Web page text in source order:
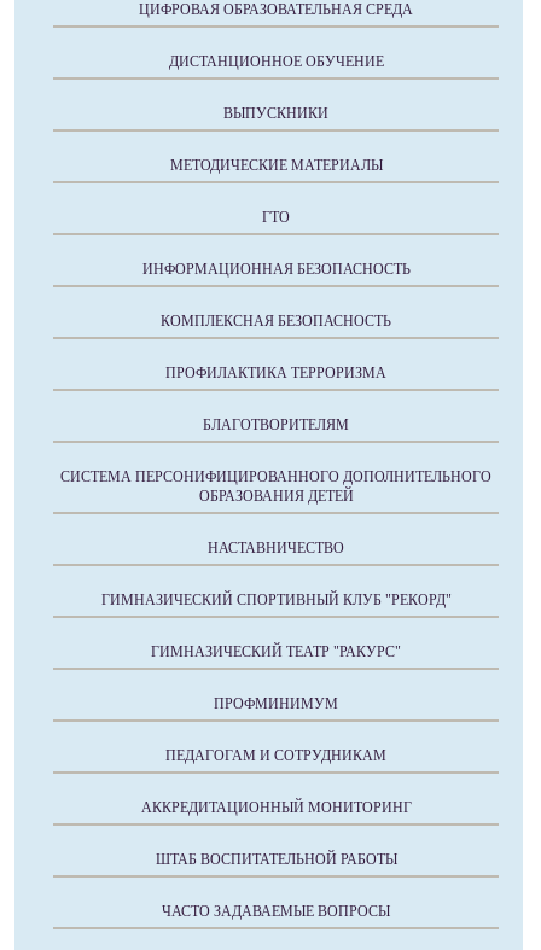
ЦИФРОВАЯ ОБРАЗОВАТЕЛЬНАЯ СРЕДА
ДИСТАНЦИОННОЕ ОБУЧЕНИЕ
ВЫПУСКНИКИ
МЕТОДИЧЕСКИЕ МАТЕРИАЛЫ
ГТО
ИНФОРМАЦИОННАЯ БЕЗОПАСНОСТЬ
КОМПЛЕКСНАЯ БЕЗОПАСНОСТЬ
ПРОФИЛАКТИКА ТЕРРОРИЗМА
БЛАГОТВОРИТЕЛЯМ
СИСТЕМА ПЕРСОНИФИЦИРОВАННОГО ДОПОЛНИТЕЛЬНОГО
ОБРАЗОВАНИЯ ДЕТЕЙ
НАСТАВНИЧЕСТВО
ГИМНАЗИЧЕСКИЙ СПОРТИВНЫЙ КЛУБ "РЕКОРД"
ГИМНАЗИЧЕСКИЙ ТЕАТР "РАКУРС"
ПРОФМИНИМУМ
ПЕДАГОГАМ И СОТРУДНИКАМ
АККРЕДИТАЦИОННЫЙ МОНИТОРИНГ
ШТАБ ВОСПИТАТЕЛЬНОЙ РАБОТЫ
ЧАСТО ЗАДАВАЕМЫЕ ВОПРОСЫ